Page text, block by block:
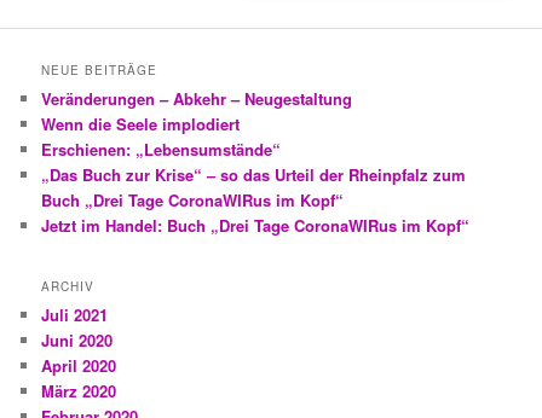
NEUE BEITRÄGE
Veränderungen – Abkehr – Neugestaltung
Wenn die Seele implodiert
Erschienen: „Lebensumstände“
„Das Buch zur Krise“ – so das Urteil der Rheinpfalz zum
Buch „Drei Tage CoronaWIRus im Kopf“
Jetzt im Handel: Buch „Drei Tage CoronaWIRus im Kopf“
ARCHIV
Juli 2021
Juni 2020
April 2020
März 2020